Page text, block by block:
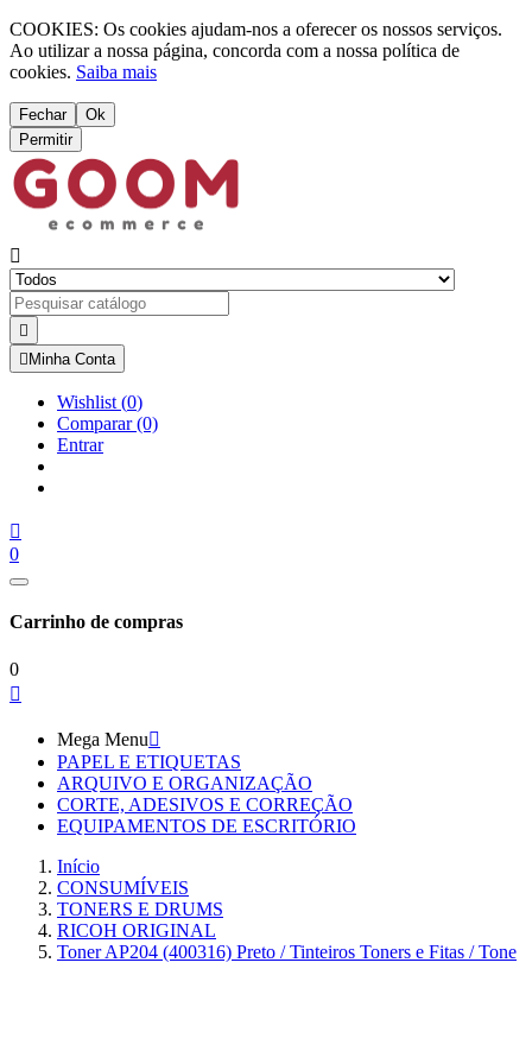
COOKIES: Os cookies ajudam-nos a oferecer os nossos serviços.
Ao utilizar a nossa página, concorda com a nossa política de
cookies. Saiba mais
Fechar
Ok
Permitir


 Minha Conta
Wishlist (0)
Comparar(0)
Entrar

0
Carrinho de compras
0

Mega Menu
PAPEL E ETIQUETAS
ARQUIVO E ORGANIZAÇÃO
CORTE, ADESIVOS E CORREÇÃO
EQUIPAMENTOS DE ESCRITÓRIO
Início
CONSUMÍVEIS
TONERS E DRUMS
RICOH ORIGINAL
Toner AP204 (400316) Preto / Tinteiros Toners e Fitas / Tone